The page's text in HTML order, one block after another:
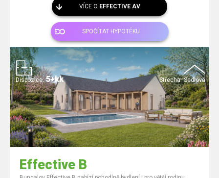
VÍCE O EFFECTIVE AV
SPOČÍTAT HYPOTÉKU
Střecha: Sedlová
Dispozice: 5+kk
Effective B